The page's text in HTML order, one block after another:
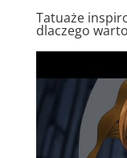
Tatuaże
dlaczego